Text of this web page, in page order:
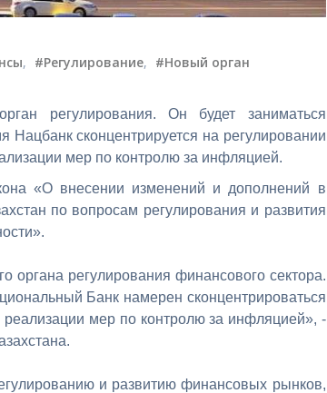
, #Регулирование, #Новый орган
регулирования. Он будет заниматься
сконцентрируется на регулировании
мер по контролю за инфляцией.
«О внесении изменений и дополнений в
по вопросам регулирования и развития
органа регулирования финансового сектора.
Банк намерен сконцентрироваться
мер по контролю за инфляцией», -
и развитию финансовых рынков,